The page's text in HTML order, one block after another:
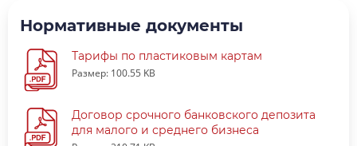
Нормативные документы
Тарифы по пластиковым картам
Размер: 100.55 KB
Договор срочного банковского депозита
для малого и среднего бизнеса